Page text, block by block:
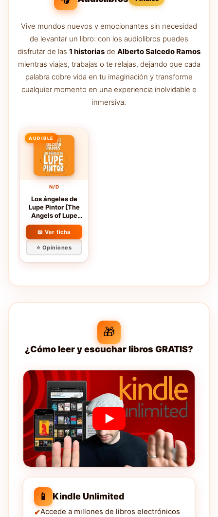
Vive mundos nuevos y emocionantes sin necesidad
de levantar un libro: con los audiolibros puedes
disfrutar de las 1 historias de Alberto Salcedo Ramos
mientras viajas, trabajas o te relajas, dejando que cada
palabra cobre vida en tu imaginación y transforme
cualquier momento en una experiencia inolvidable e
inmersiva.
AUDIBLE
N/D
Los ángeles de
Lupe Pintor [The
Angels of Lupe
Pintor]
📖 Ver ficha
⭐ Opiniones
🎁
¿Cómo leer y escuchar libros GRATIS?
📱 Kindle Unlimited
Accede a millones de libros electrónicos